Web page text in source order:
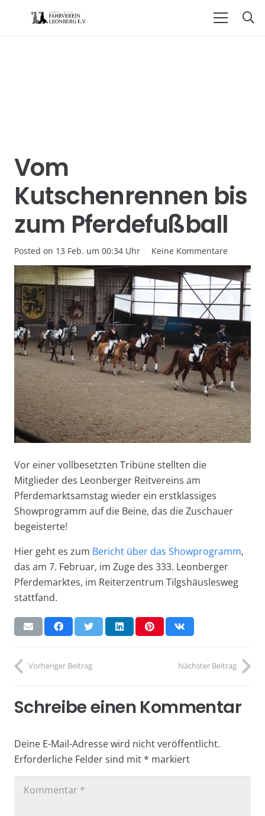
Vom
Kutschenrennen bis
zum Pferdefußball
Posted on 13 Feb. um 00:34 Uhr Keine Kommentare
Vor einer vollbesetzten Tribüne stellten die
Mitglieder des Leonberger Reitvereins am
Pferdemarktsamstag wieder ein erstklassiges
Showprogramm auf die Beine, das die Zuschauer
begeisterte!
Hier geht es zum Bericht über das Showprogramm,
das am 7. Februar, im Zuge des 333. Leonberger
Pferdemarktes, im Reiterzentrum Tilgshäuslesweg
stattfand.
Vorheriger Beitrag Nächster Beitrag
Schreibe einen Kommentar
Deine E-Mail-Adresse wird nicht veröffentlicht.
Erforderliche Felder sind mit* markiert